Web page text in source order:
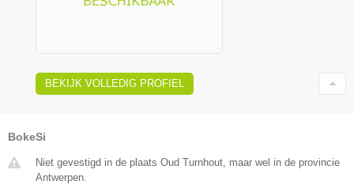
BEKIJK VOLLEDIG PROFIEL
BokeSi
Niet gevestigd in de plaats Oud Turnhout, maar wel in de provincie
Antwerpen.